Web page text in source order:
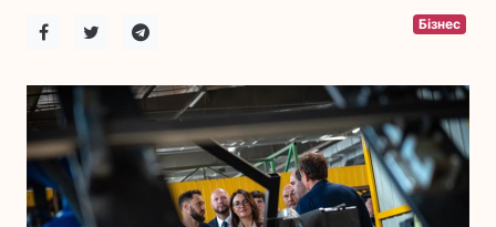
Бізнес